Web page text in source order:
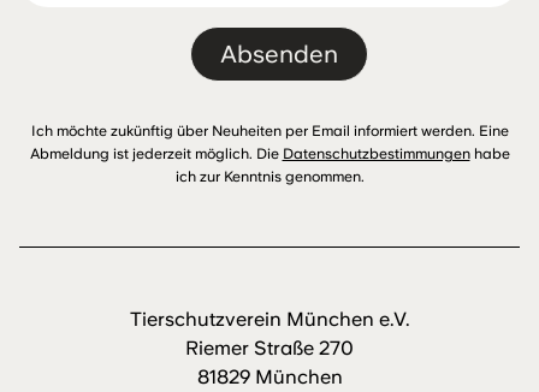
Tierschutzverein München e.V.
Riemer Straße 270
81829 München
Absenden
Ich möchte zukünftig über Neuheiten per Email informiert werden. Eine
Abmeldung ist jederzeit möglich. Die Datenschutzbestimmungenhabe
ich zur Kenntnis genommen.